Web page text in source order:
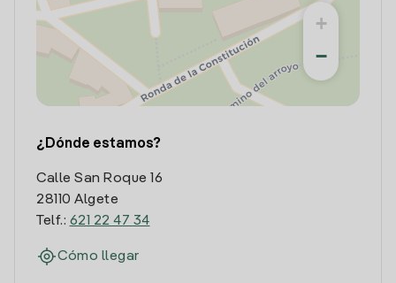
+
−
¿Dónde estamos?
Calle San Roque 16
28110 Algete
Telf.: 621 22 47 34
Cómo llegar